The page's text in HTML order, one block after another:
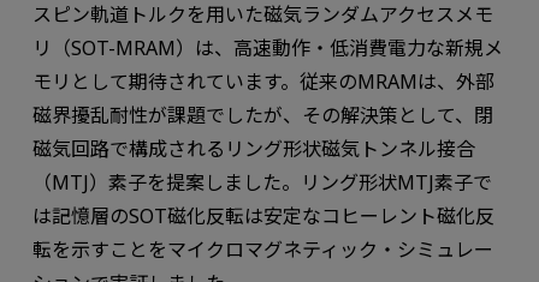
スピン軌道トルクを用いた磁気ランダムアクセスメモ
リ（SOT-MRAM）は、高速動作・低消費電力な新規メ
モリとして期待されています。従来のMRAMは、外部
磁界擾乱耐性が課題でしたが、その解決策として、閉
磁気回路で構成されるリング形状磁気トンネル接合
（MTJ）素子を提案しました。リング形状MTJ素子で
は記憶層のSOT磁化反転は安定なコヒーレント磁化反
転を示すことをマイクロマグネティック・シミュレー